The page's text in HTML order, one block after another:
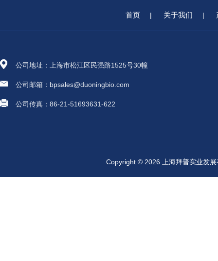
首页 | 关于我们 |
公司地址：上海市松江区民强路1525号30幢
公司邮箱：bpsales@duoningbio.com
公司传真：86-21-51693631-622
Copyright © 2026 上海拜普实业发